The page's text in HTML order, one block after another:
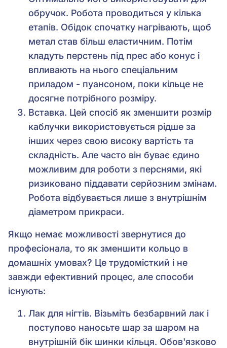
обручок. Робота проводиться у кілька
етапів. Обідок спочатку нагрівають, щоб
метал став більш еластичним. Потім
кладуть перстень під прес або конус і
впливають на нього спеціальним
приладом - пуансоном, поки кільце не
досягне потрібного розміру.
Вставка. Цей спосіб як зменшити розмір
каблучки використовується рідше за
інших через свою високу вартість та
складність. Але часто він буває єдино
можливим для роботи з перснями, які
ризиковано піддавати серйозним змінам.
Робота відбувається лише з внутрішнім
діаметром прикраси.
Якщо немає можливості звернутися до
професіонала, то як зменшити кольцо в
домашніх умовах? Це трудомісткий і не
завжди ефективний процес, але способи
існують:
Лак для нігтів. Візьміть безбарвний лак і
поступово наносьте шар за шаром на
внутрішній бік шинки кільця. Обов'язково